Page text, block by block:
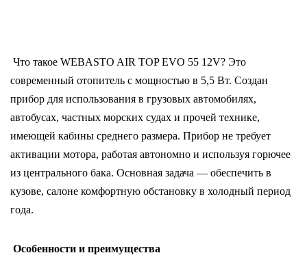
Что такое WEBASTO AIR TOP EVO 55 12V? Это
современный отопитель с мощностью в 5,5 Вт. Создан
прибор для использования в грузовых автомобилях,
автобусах, частных морских судах и прочей технике,
имеющей кабины среднего размера. Прибор не требует
активации мотора, работая автономно и используя горючее
из центрального бака. Основная задача — обеспечить в
кузове, салоне комфортную обстановку в холодный период
года.
Особенности и преимущества